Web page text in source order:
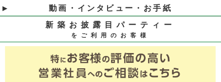
動画・インタビュー・お手紙
新築お披露目パーティー
をご利用のお客様